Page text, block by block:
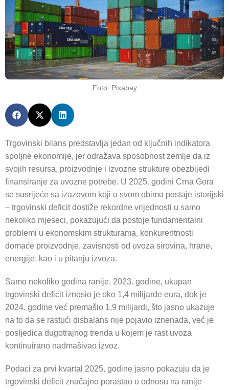
Foto: Pixabay
Trgovinski bilans predstavlja jedan od ključnih indikatora
spoljne ekonomije, jer odražava sposobnost zemlje da iz
svojih resursa, proizvodnje i izvozne strukture obezbijedi
finansiranje za uvozne potrebe. U 2025. godini Crna Gora
se susrijeće sa izazovom koji u svom obimu postaje istorijski
– trgovinski deficit dostiže rekordne vrijednosti u samo
nekoliko mjeseci, pokazujući da postoje fundamentalni
problemi u ekonomskim strukturama, konkurentnosti
domaće proizvodnje, zavisnosti od uvoza sirovina, hrane,
energije, kao i u pitanju izvoza.
Samo nekoliko godina ranije, 2023. godine, ukupan
trgovinski deficit iznosio je oko 1,4 milijarde eura, dok je
2024. godine već premašio 1,9 milijardi, što jasno ukazuje
na to da se rastući disbalans nije pojavio iznenada, već je
posljedica dugotrajnog trenda u kojem je rast uvoza
kontinuirano nadmašivao izvoz.
Podaci za prvi kvartal 2025. godine jasno pokazuju da je
trgovinski deficit značajno porastao u odnosu na ranije